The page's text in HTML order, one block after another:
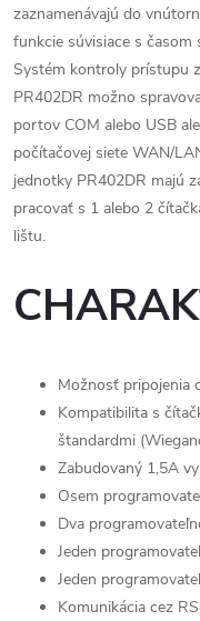
zaznamenávajú do
funkcie súvisiace s
Systém kontroly prístupu
PR402DR možno
portov COM alebo USB
počítačovej siete WAN/
jednotky PR402DR majú
pracovať s 1 alebo 2
lištu.
Možnosť pripojenia
Kompatibilita s
štandardmi
Zabudovaný 1,5A
Osem
Dva
Jeden
Jeden
Komunikácia cez